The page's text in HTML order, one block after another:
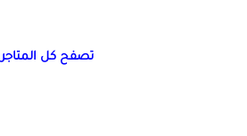
تصفح كل المتاجر